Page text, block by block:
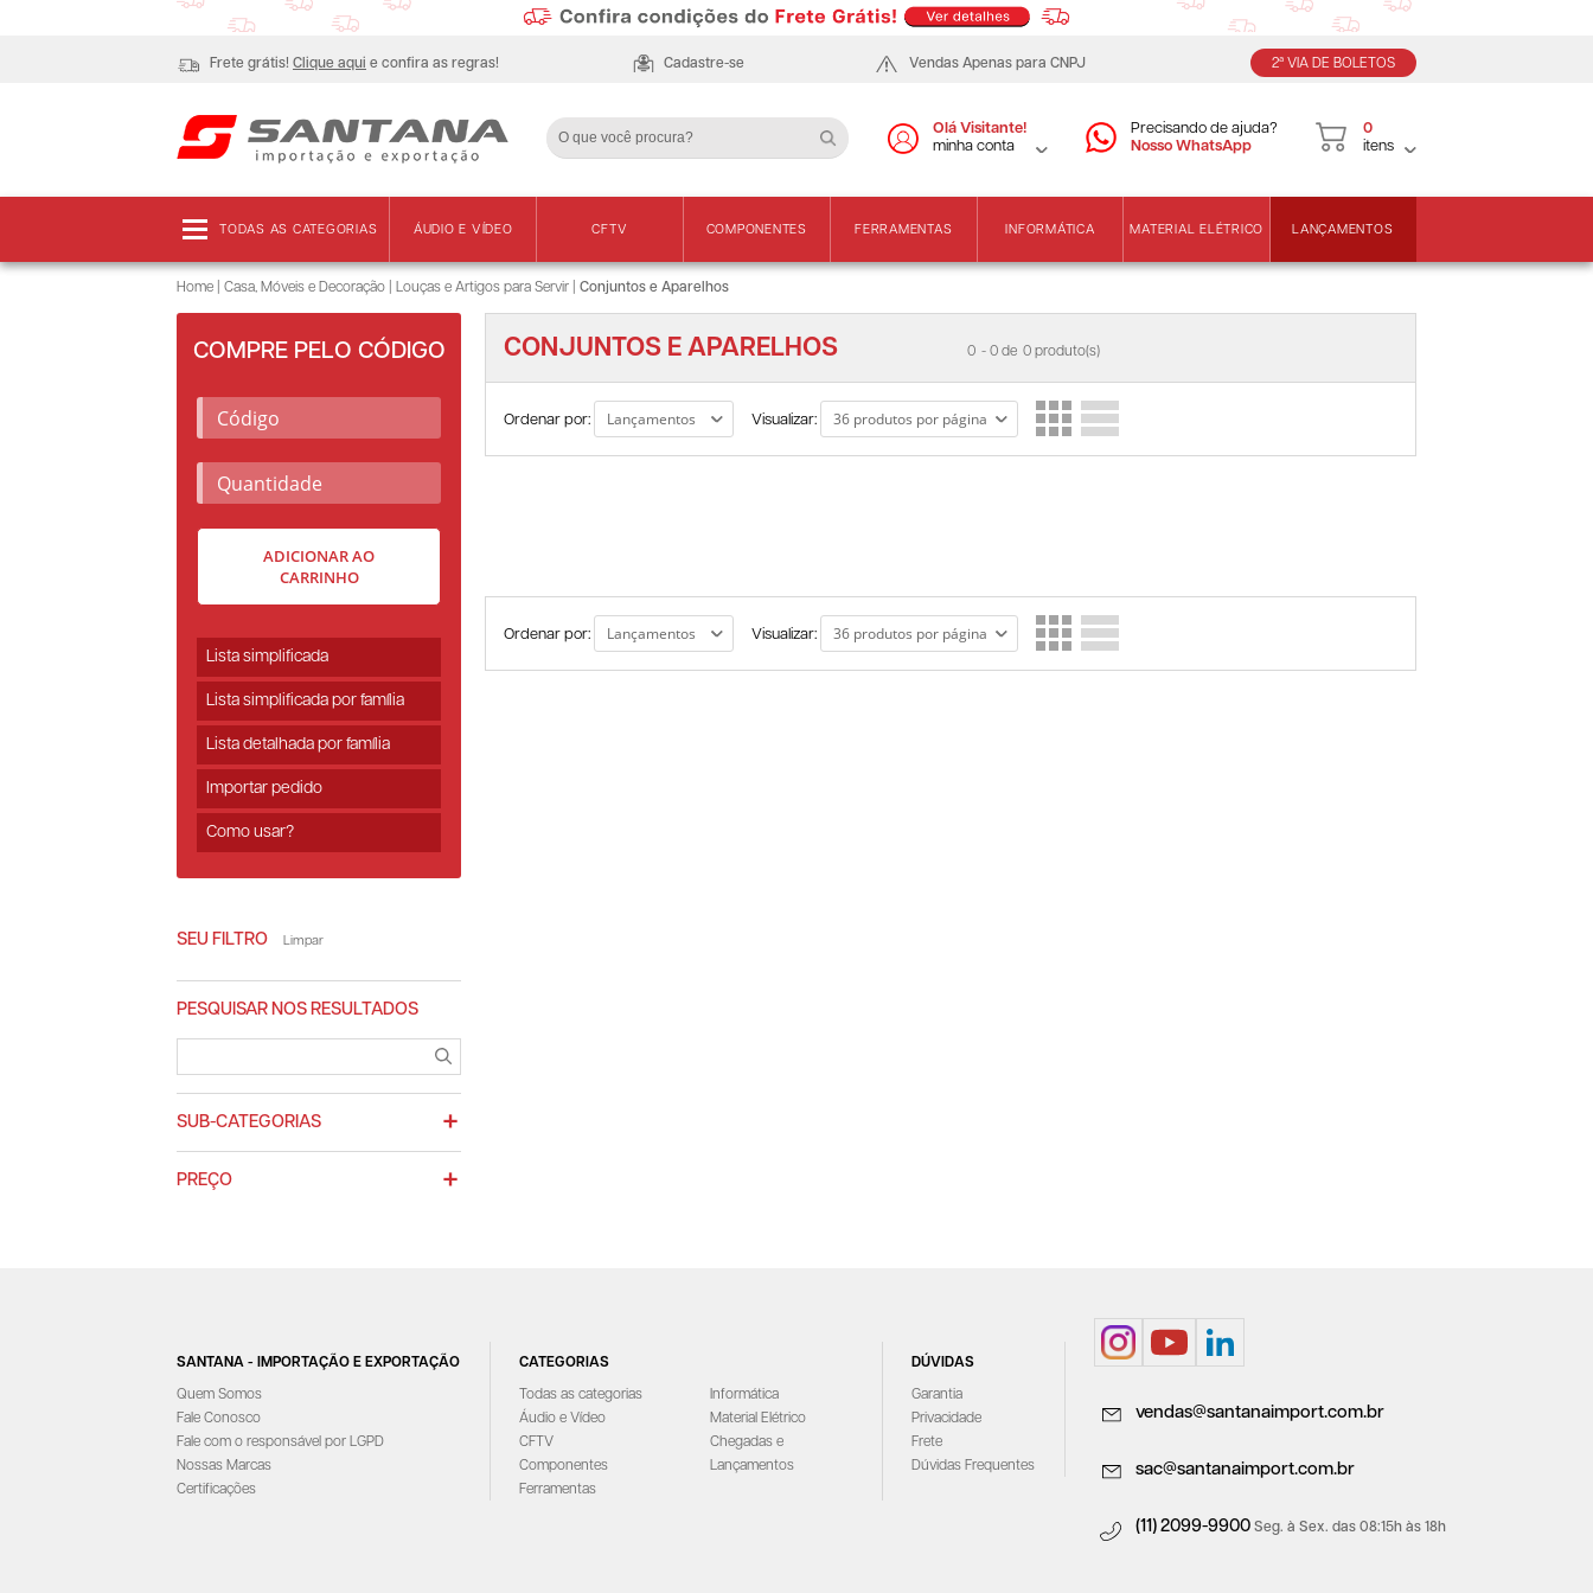
Frete grátis! Clique aqui e confira as regras! Cadastre-se Vendas Apenas para CNPJ 2ª VIA DE BOLETOS
Olá Visitante!
minha conta
Precisando de ajuda?
Nosso WhatsApp
0
itens
TODAS AS CATEGORIAS ÁUDIO E VÍDEO CFTV COMPONENTES FERRAMENTAS INFORMÁTICA MATERIAL ELÉTRICO LANÇAMENTOS
Home Casa, Móveis e Decoração Louças e Artigos para Servir Conjuntos e Aparelhos
COMPRE PELO CÓDIGO
ADICIONAR AO
CARRINHO
Lista simplificada
Lista simplificada por família
Lista detalhada por família
Importar pedido
Como usar?
SEU FILTRO Limpar
PESQUISAR NOS RESULTADOS
SUB-CATEGORIAS
PREÇO
CONJUNTOS E APARELHOS 0 - 0 de 0 produto(s)
Ordenar por: Visualizar:
Ordenar por: Visualizar:
SANTANA - IMPORTAÇÃO E EXPORTAÇÃO
Quem Somos
Fale Conosco
Fale com o responsável por LGPD
Nossas Marcas
Certificações
CATEGORIAS
Todas as categorias
Áudio e Vídeo
CFTV
Componentes
Ferramentas
Informática
Material Elétrico
Chegadas e
Lançamentos
DÚVIDAS
Garantia
Privacidade
Frete
Dúvidas Frequentes
vendas@santanaimport.com.br
sac@santanaimport.com.br
(11) 2099-9900 Seg. à Sex. das 08:15h às 18h